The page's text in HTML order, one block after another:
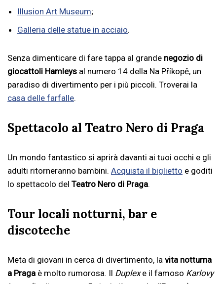
Illusion Art Museum;
Galleria delle statue in acciaio.
Senza dimenticare di fare tappa al grande negozio di
giocattoli Hamleys al numero 14 della Na Příkopě, un
paradiso di divertimento per i più piccoli. Troverai la
casa delle farfalle.
Spettacolo al Teatro Nero di Praga
Un mondo fantastico si aprirà davanti ai tuoi occhi e gli
adulti ritorneranno bambini. Acquista il biglietto e goditi
lo spettacolo del Teatro Nero di Praga.
Tour locali notturni, bar e
discoteche
Meta di giovani in cerca di divertimento, la vita notturna
a Praga è molto rumorosa. Il Duplexe il famoso Karlovy